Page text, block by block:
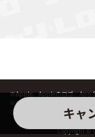
キャ
※Apple、Appleのロゴ、App
※Google Play、および Google
ンソーウェーブの登録商標です
Copyright ©